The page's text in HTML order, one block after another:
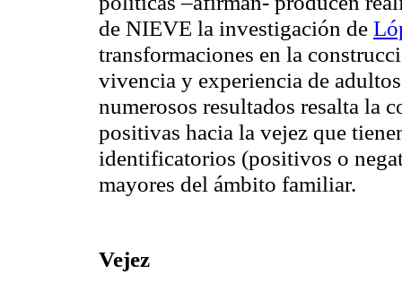
de NIEVE la investigación de
transformaciones en la
vivencia y experiencia de
numerosos resultados resalta la
positivas hacia la vejez que
identificatorios (positivos o
mayores del ámbito familiar.
Vejez